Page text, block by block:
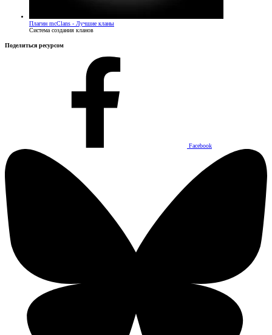
Плагин mcClans - Лучшие кланы
Система создания кланов
Поделиться ресурсом
Facebook